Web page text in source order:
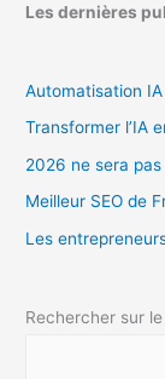
Les dernières
Automatisation
Transformer l’IA
2026 ne sera pas
Meilleur SEO de
Les
Rechercher sur